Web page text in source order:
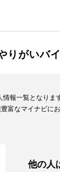
りがいバ
報一覧となり
富なマイナビにお
他の人